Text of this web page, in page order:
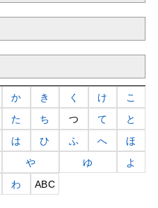
か き く け
こ
た ち つ て
と
は ひ ふ へ
ほ
や ゆ
よ
わ ABC